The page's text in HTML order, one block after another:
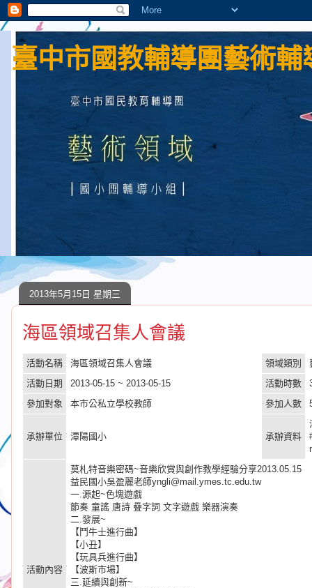
臺中市國教輔導團藝術
2013年5月15日 星期三
海區領域召集人會議
活動名稱 海區領域召集人會議 領域類別
活動日期
2013-05-15 ~ 2013-05-15 活動時數
參加對象
本市公私立學校教師 參加人數
承辦單位 潭陽國小 承辦資料
活動內容
莫札特音樂密碼~音樂欣賞與創作教學經驗分享2013.05.15
益民國小吳盈麗老師yngli@mail.ymes.tc.edu.tw
一.源起~色塊遊戲
節奏 童謠 唐詩 疊字詞 文字遊戲 樂器演奏
二.發展~
【鬥牛士進行曲】
【小丑】
【玩具兵進行曲】
【波斯市場】
三.延續與創新~